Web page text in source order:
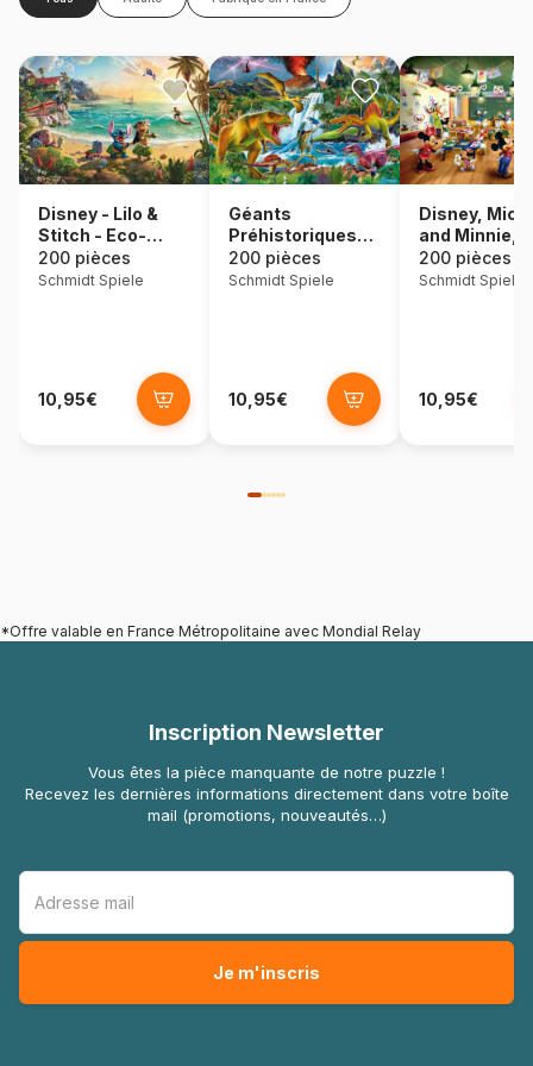
Disney - Lilo &
Stitch - Eco-
Friendly
200 pièces
Schmidt Spiele
10,95€
Géants
Préhistoriques
Fascinants
200 pièces
Schmidt Spiele
10,95€
Disney,
and Minnie,
Schoolhouse
200 pièces
Schmidt Spiele
10,95€
*Offre valable en France Métropolitaine avec Mondial Relay
Inscription Newsletter
Vous êtes la pièce manquante de notre puzzle !
Recevez les dernières informations directement dans votre boîte
mail (promotions, nouveautés…)